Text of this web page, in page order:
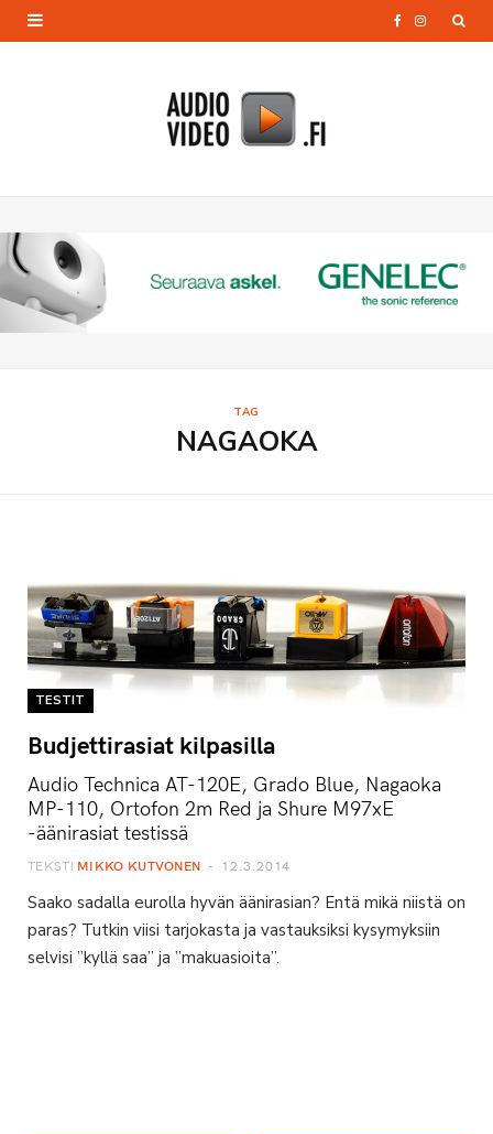
o
I
r
TAG
NAGAOKA
TESTIT
Budjettirasiat kilpasilla
Audio Technica AT-120E, Grado Blue, Nagaoka
MP-110, Ortofon 2m Red ja Shure M97xE
-äänirasiat testissä
TEKSTI MIKKO KUTVONEN 12.3.2014
Saako sadalla eurolla hyvän äänirasian? Entä mikä niistä on
paras? Tutkin viisi tarjokasta ja vastauksiksi kysymyksiin
selvisi ”kyllä saa” ja ”makuasioita”.